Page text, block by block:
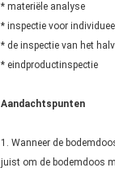
* materiële analyse
* inspectie voor
* de inspectie van het
* eindproductinspectie
Aandachtspunten
1. Wanneer de
juist om de bodemdoos